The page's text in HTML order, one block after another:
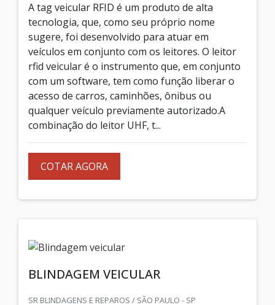
A tag veicular RFID é um produto de alta
tecnologia, que, como seu próprio nome
sugere, foi desenvolvido para atuar em
veículos em conjunto com os leitores. O leitor
rfid veicular é o instrumento que, em conjunto
com um software, tem como função liberar o
acesso de carros, caminhões, ônibus ou
qualquer veículo previamente autorizado.A
combinação do leitor UHF, t...
COTAR AGORA
BLINDAGEM VEICULAR
SR BLINDAGENS E REPAROS / SÃO PAULO - SP